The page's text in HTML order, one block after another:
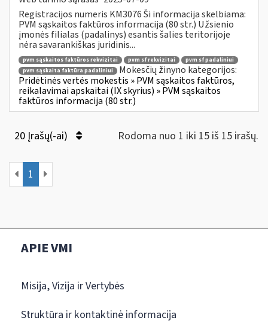
Registracijos numeris KM3076 Ši informacija skelbiama:
PVM sąskaitos faktūros informacija (80 str.) Užsienio
įmonės filialas (padalinys) esantis šalies teritorijoje
nėra savarankiškas juridinis...
pvm sąskaitos faktūros rekvizitai pvm sf rekvizitai
pvm sf padaliniui
pvm sąskaita faktūra padaliniui
Mokesčių žinyno kategorijos:
Pridėtinės vertės mokestis » PVM sąskaitos faktūros,
reikalavimai apskaitai (IX skyrius) » PVM sąskaitos
faktūros informacija (80 str.)
20 Įrašų(-ai) Rodoma nuo 1 iki 15 iš 15 irašų.
1
APIE VMI
Misija, Vizija ir Vertybės
Struktūra ir kontaktinė informacija